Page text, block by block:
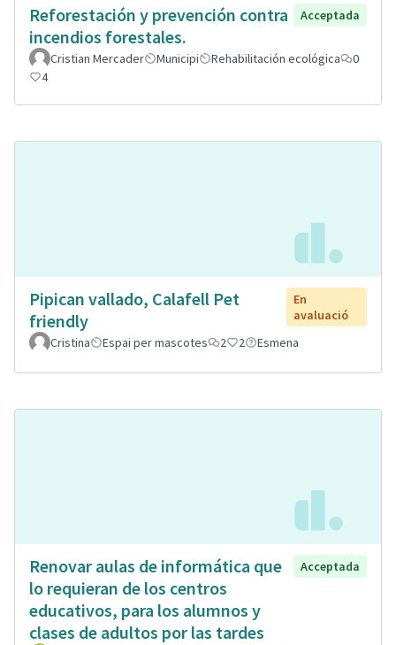
Reforestación y prevención contra
incendios forestales.
Acceptada
Cristian Mercader Municipi Rehabilitación ecológica
0
4
Pipican vallado, Calafell Pet
friendly
En
avaluació
Cristina
Espai per mascotes 2 2 Esmena
Renovar aulas de informática que
lo requieran de los centros
educativos, para los alumnos y
clases de adultos por las tardes
Acceptada